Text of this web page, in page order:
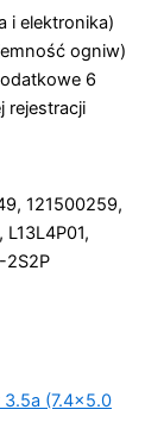
i elektronika)
ogniw)
6
rejestracji
121500259,
2S2P